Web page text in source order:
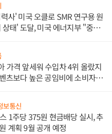
사' 미국 오클로 SMR 연구용 원
태' 도달, 미국 에너지부 "중요
가격 앞세워 수입차 4위 올랐지
츠보다 높은 공임비에 소비자
보통신
1주당 375원 현금배당 실시, 추
계획 9월 공개 예정